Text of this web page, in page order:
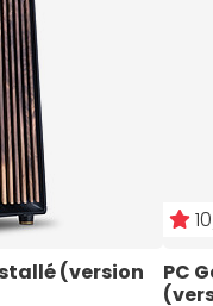
(version
PC